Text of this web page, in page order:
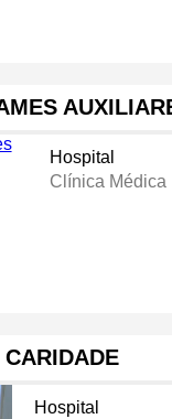
Hospital
Clínica Médica
Hospital